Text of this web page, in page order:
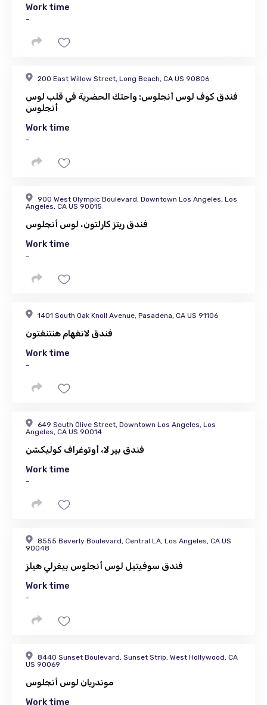
Work time
-
200 East Willow Street, Long Beach, CA US 90806
فندق كوف لوس أنجلوس: واحتك الحضرية في قلب لوس
أنجلوس
Work time
-
900 West Olympic Boulevard, Downtown Los Angeles, Los
Angeles, CA US 90015
فندق ريتز كارلتون، لوس أنجلوس
Work time
-
1401 South Oak Knoll Avenue, Pasadena, CA US 91106
فندق لانغهام هنتنغتون
Work time
-
649 South Olive Street, Downtown Los Angeles, Los
Angeles, CA US 90014
فندق بير لا، أوتوغراف كوليكشن
Work time
-
8555 Beverly Boulevard, Central LA, Los Angeles, CA US
90048
فندق سوفيتيل لوس أنجلوس بيفرلي هيلز
Work time
-
8440 Sunset Boulevard, Sunset Strip, West Hollywood, CA
US 90069
موندريان لوس أنجلوس
Work time